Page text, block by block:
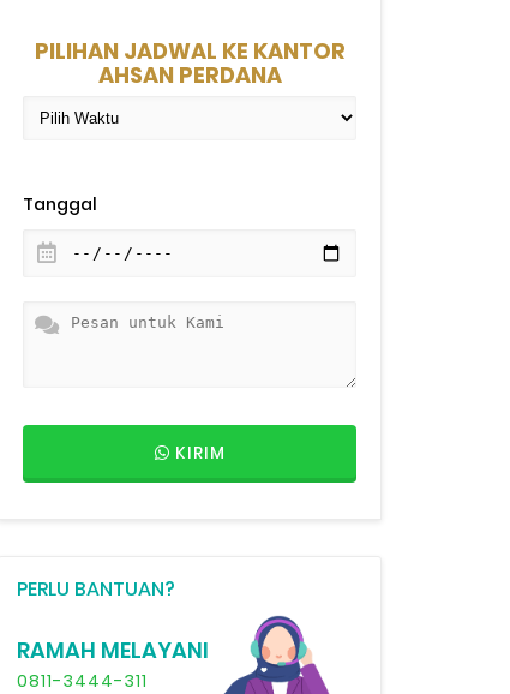
PILIHAN JADWAL KE KANTOR
AHSAN PERDANA
Tanggal
KIRIM
PERLU BANTUAN?
RAMAH MELAYANI
0811-3444-311